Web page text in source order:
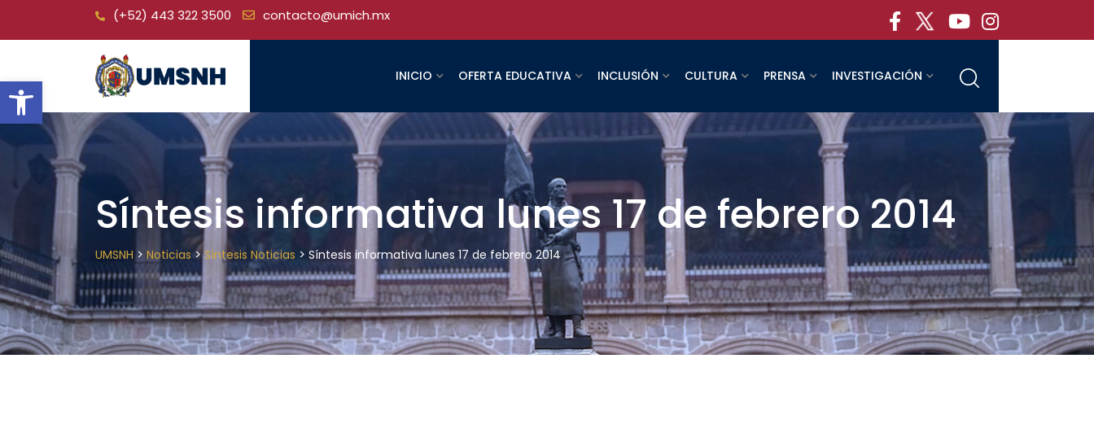
Open toolbar
(+52) 443 322 3500 contacto@umich.mx
INICIO OFERTA EDUCATIVA INCLUSIÓN CULTURA PRENSA INVESTIGACIÓN
Síntesis informativa lunes 17 de febrero 2014
UMSNH > Noticias>Síntesis Noticias > Síntesis informativa lunes 17 de febrero 2014